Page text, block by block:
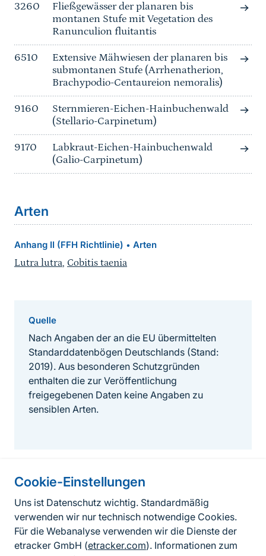
Cookie-Einstellungen
Uns ist Datenschutz wichtig. Standardmäßig
verwenden wir nur technisch notwendige Cookies.
Für die Webanalyse verwenden wir die Dienste der
etracker GmbH (etracker.com). Informationen zum
3260
Fließgewässer der planaren bis
montanen Stufe mit Vegetation des
Ranunculion fluitantis
6510
Extensive Mähwiesen der planaren bis
submontanen Stufe (Arrhenatherion,
Brachypodio-Centaureion nemoralis)
9160
Sternmieren-Eichen-Hainbuchenwald
(Stellario-Carpinetum)
9170
Labkraut-Eichen-Hainbuchenwald
(Galio-Carpinetum)
Arten
Anhang II (FFH Richtlinie) • Arten
Lutra lutra, Cobitis taenia
Quelle
Nach Angaben der an die EU übermittelten
Standarddatenbögen Deutschlands (Stand:
2019). Aus besonderen Schutzgründen
enthalten die zur Veröffentlichung
freigegebenen Daten keine Angaben zu
sensiblen Arten.
Informationen zur Seite
FußzeileKontakt zum BfN
Kontaktformular